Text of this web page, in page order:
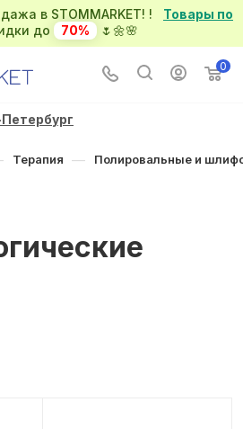
в STOMMARKET! ! Товары по
до 70% 🌷🌼🌸
0
Терапия — Полировальные и